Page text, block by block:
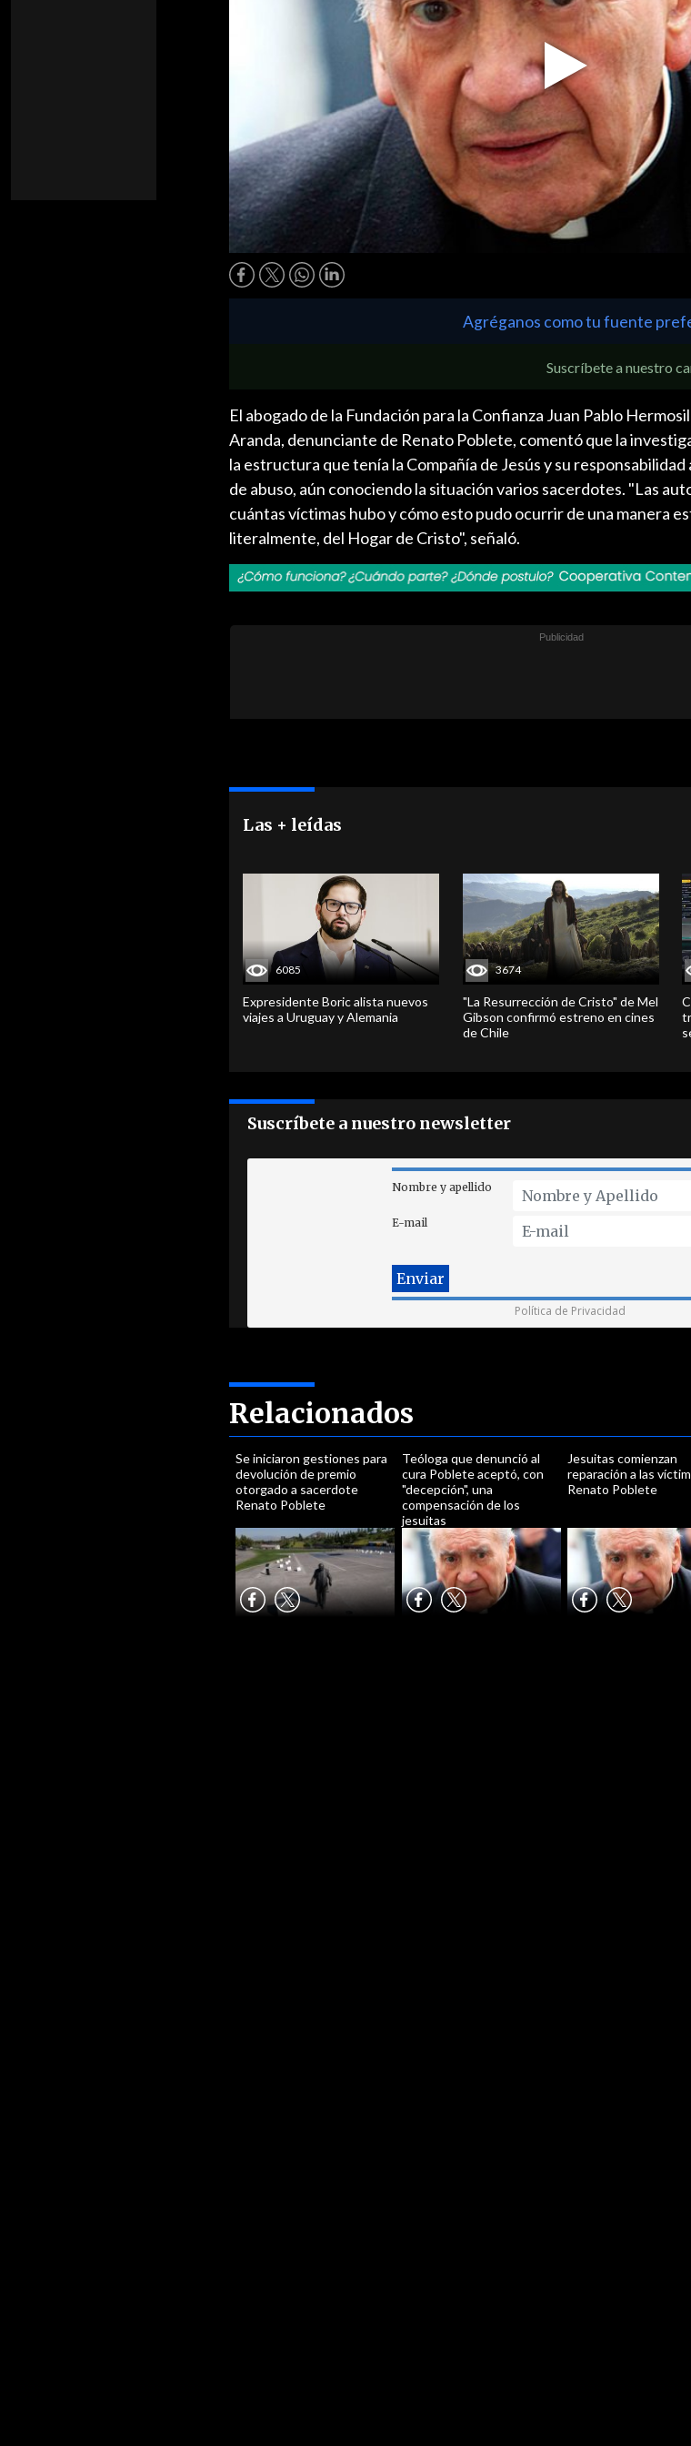
Play
Video
Agréganos como tu fuente
Suscríbete a nuestro
El abogado de la Fundación para la Confianza Juan Pablo
Aranda, denunciante de Renato Poblete, comentó que la
la estructura que tenía la Compañía de Jesús y su
de abuso, aún conociendo la situación varios sacerdotes. "Las
cuántas víctimas hubo y cómo esto pudo ocurrir de una manera
literalmente, del Hogar de Cristo", señaló.
Las + leídas
6085
Expresidente Boric alista nuevos
viajes a Uruguay y Alemania
3674
"La Resurrección de Cristo" de Mel
Gibson confirmó estreno en cines
de Chile
Suscríbete a nuestro newsletter
Nombre y apellido
E-mail
Política de Privacidad
Relacionados
Se iniciaron gestiones para
devolución de premio
otorgado a sacerdote
Renato Poblete
Teóloga que denunció al
cura Poblete aceptó, con
"decepción", una
compensación de los
jesuitas
Jesuitas comienzan
reparación a las
Renato Poblete